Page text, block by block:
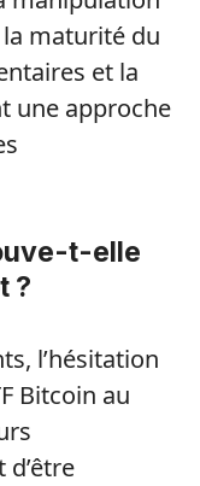
maturité du
et la
une approche
t-elle
?
l’hésitation
Bitcoin au